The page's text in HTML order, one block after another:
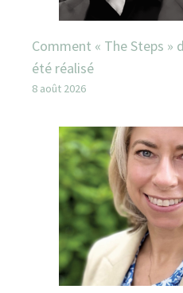
Comment « The Steps »
été réalisé
8 août 2026